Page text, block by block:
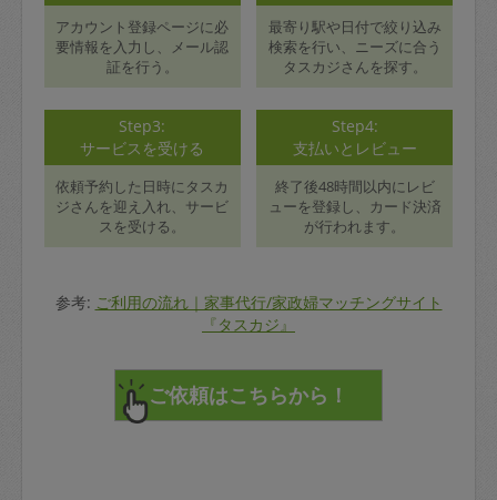
アカウント登録ページに必
要情報を入力し、メール認
証を行う。
最寄り駅や日付で絞り込み
検索を行い、ニーズに合う
タスカジさんを探す。
Step3:
サービスを受ける
依頼予約した日時にタスカ
ジさんを迎え入れ、サービ
スを受ける。
Step4:
支払いとレビュー
終了後48時間以内にレビ
ューを登録し、カード決済
が行われます。
参考: ご利用の流れ｜家事代行/家政婦マッチングサイト
『タスカジ』